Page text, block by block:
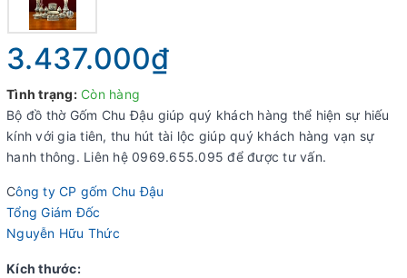
3.437.000₫
Tình trạng: Còn hàng
Bộ đồ thờ Gốm Chu Đậu giúp quý khách hàng thể hiện sự hiếu
kính với gia tiên, thu hút tài lộc giúp quý khách hàng vạn sự
hanh thông. Liên hệ 0969.655.095 để được tư vấn.
Công ty CP gốm Chu Đậu
Tổng Giám Đốc
Nguyễn Hữu Thức
Kích thước: